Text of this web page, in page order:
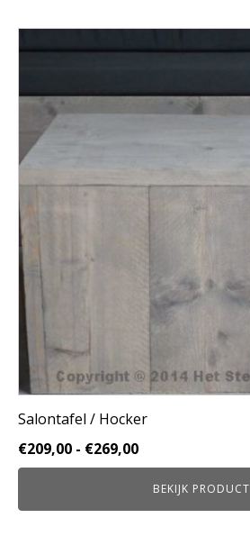
Salontafel / Hocker
€209,00 - €269,00Prijsklasse:
€209,00
tot
€269,00
BEKIJK PRODUCT
product
meerdere
variaties.
Deze
optie
gekozen
worden
op
de
productpagina